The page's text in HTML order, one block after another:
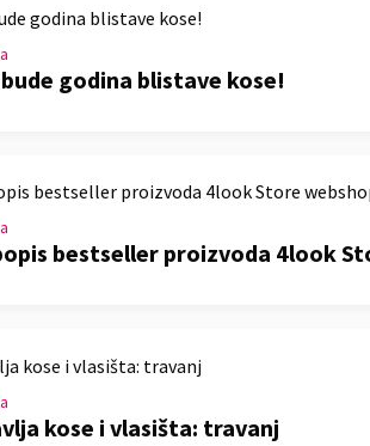
godina blistave kose!
bestseller proizvoda 4look
kose i vlasišta: travanj